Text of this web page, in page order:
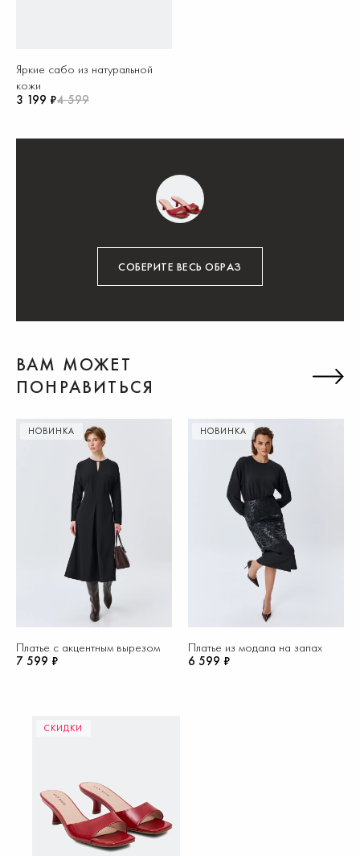
Яркие сабо из натуральной
кожи
3 199 ₽4 599
СОБЕРИТЕ ВЕСЬ ОБРАЗ
ВАМ МОЖЕТ
ПОНРАВИТЬСЯ
НОВИНКА
Платье с акцентным вырезом
7 599 ₽
НОВИНКА
Платье из модала на запах
6 599 ₽
СКИДКИ